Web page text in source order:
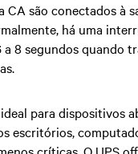
CA são conectados à
há uma
8 segundos quando
para dispositivos
escritórios,